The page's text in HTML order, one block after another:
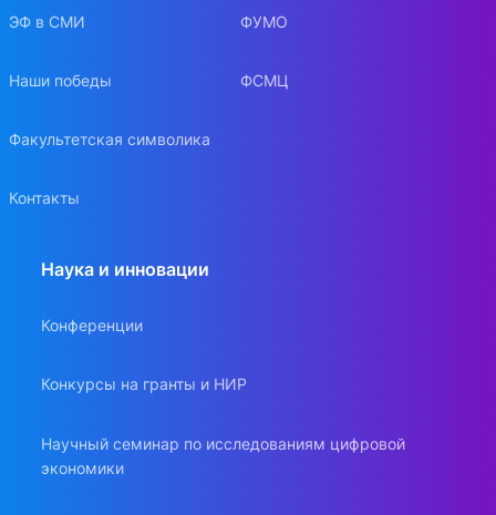
ЭФ в СМИ
Наши победы
Факультетская символика
Контакты
ФУМО
ФСМЦ
Наука и инновации
Конференции
Конкурсы на гранты и НИР
Научный семинар по исследованиям цифровой
экономики